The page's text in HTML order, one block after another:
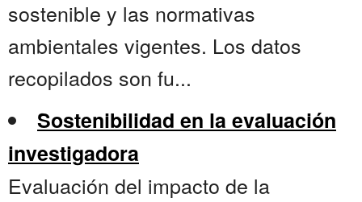
sostenible y las normativas
ambientales vigentes. Los datos
recopilados son fu...
Sostenibilidad en la evaluación
investigadora
Evaluación del impacto de la